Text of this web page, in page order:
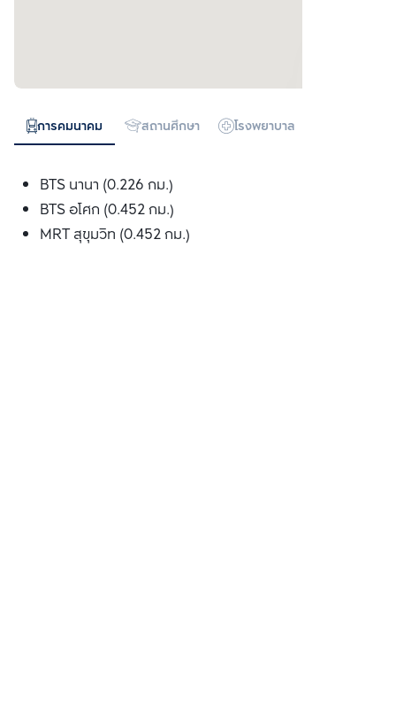
การคมนาคม สถานศึกษา โรงพยาบาล
BTS นานา (0.226 กม.)
BTS อโศก (0.452 กม.)
MRT สุขุมวิท (0.452 กม.)